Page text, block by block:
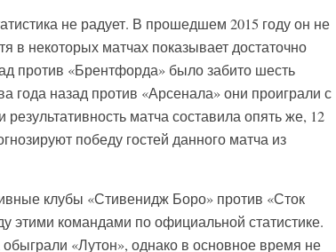
не радует. В прошедшем 2015 году он не
в некоторых матчах показывает достаточно
против «Брентфорда» было забито шесть
года назад против «Арсенала» они проиграли с
матча составила опять же, 12
победу гостей данного матча из
клубы «Стивенидж Боро» против «Сток
этими командами по официальной статистике.
«Лутон», однако в основное время не